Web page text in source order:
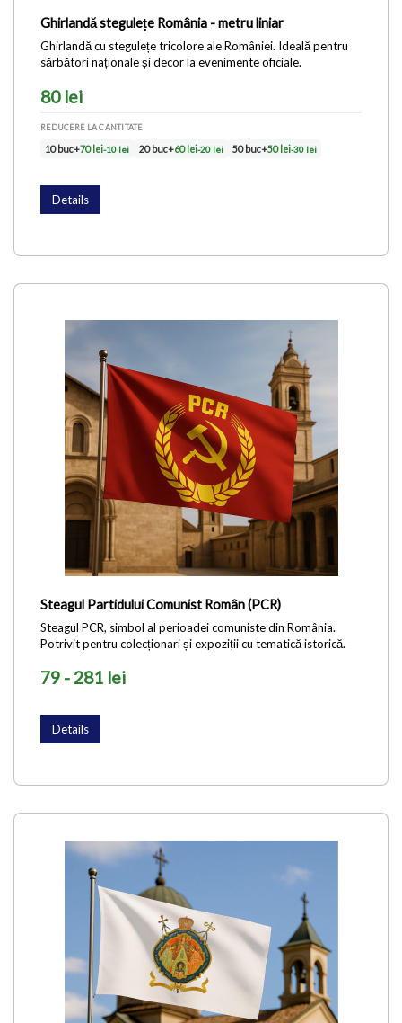
Ghirlandă stegulețe România - metru liniar
Ghirlandă cu stegulețe tricolore ale României. Ideală pentru
sărbători naționale și decor la evenimente oficiale.
80 lei
REDUCERE LA CANTITATE
10 buc+70 lei-10 lei 20 buc+60 lei-20 lei 50 buc+50 lei-30 lei
Details
Steagul Partidului Comunist Român (PCR)
Steagul PCR, simbol al perioadei comuniste din România.
Potrivit pentru colecționari și expoziții cu tematică istorică.
79 - 281 lei
Details